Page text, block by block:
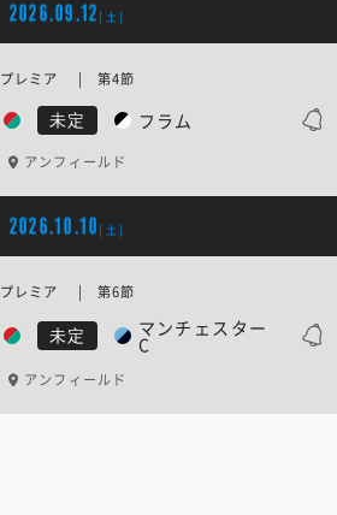
2026.09.12 [土]
未定 フラム
プレミア | 第4節
アンフィールド
2026.10.10 [土]
未定 マンチェスター
C
プレミア | 第6節
アンフィールド